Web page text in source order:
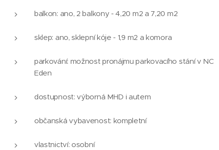
balkon: ano, 2 balkony - 4,20 m2 a 7,20 m2
sklep: ano, sklepní kóje - 1,9 m2 a komora
parkování: možnost pronájmu parkovacího stání v NC
Eden
dostupnost: výborná MHD i autem
občanská vybavenost: kompletní
vlastnictví: osobní